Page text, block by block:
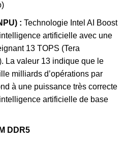
: Technologie Intel AI Boost
artificielle avec une
13 TOPS (Tera
La valeur 13 indique que le
milliards d’opérations par
à une puissance très correcte
artificielle de base
DDR5